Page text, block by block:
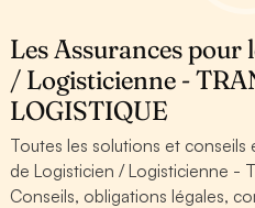
Les Assurances
/ Logisticienne -
LOGISTIQUE
Toutes les solutions et conseils
de Logisticien / Logisticienne -
Conseils, obligations légales,